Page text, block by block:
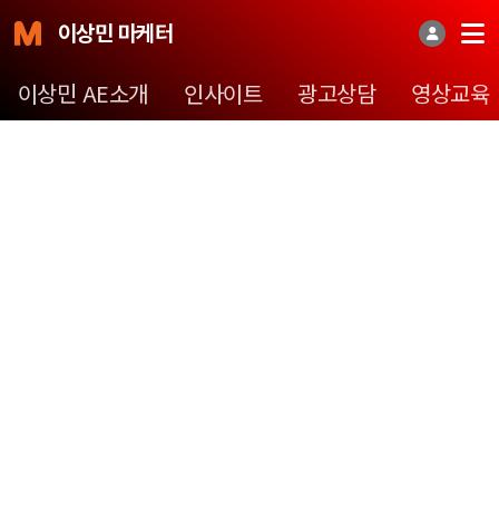
이상민 마케터
이상민 AE소개 인사이트 광고상담 영상교육